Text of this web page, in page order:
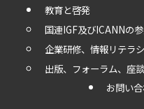
教育と啓発
国連IGF及びICANNの
企業研修、情報リテラ
出版、フォーラム、座
お問い